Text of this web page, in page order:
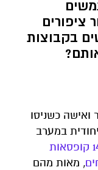
ציפורים
בקבוצות
גבר ואישה כשניסו
במערב
נמצאו 14 קופסאות
, מאות מהם